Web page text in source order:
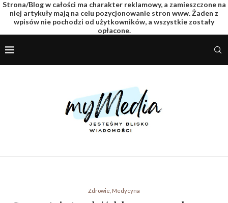
Strona/Blog w całości ma charakter reklamowy, a zamieszczone na
niej artykuły mają na celu pozycjonowanie stron www. Żaden z
wpisów nie pochodzi od użytkowników, a wszystkie zostały
opłacone.
Zdrowie, Medycyna